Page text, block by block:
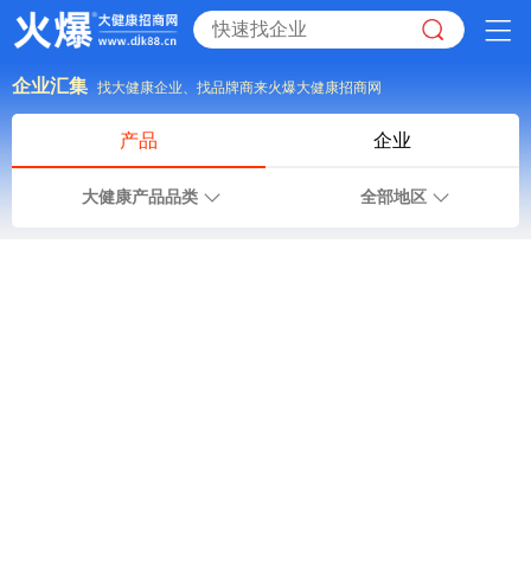
企业汇集 找大健康企业、找品牌商来火爆大健康招商网
产品 企业
大健康产品品类 全部地区